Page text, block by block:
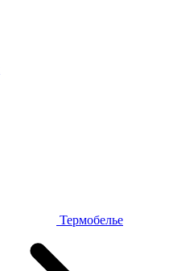
Термобелье